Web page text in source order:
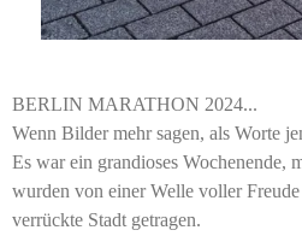
BERLIN MARATHON 2024...
Wenn Bilder mehr sagen, als Worte
Es war ein grandioses Wochenende,
wurden von einer Welle voller
verrückte Stadt getragen.